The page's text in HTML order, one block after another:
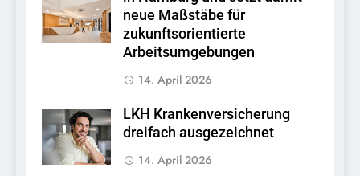
neue Maßstäbe für
zukunftsorientierte
Arbeitsumgebungen
14. April 2026
LKH Krankenversicherung
dreifach ausgezeichnet
14. April 2026